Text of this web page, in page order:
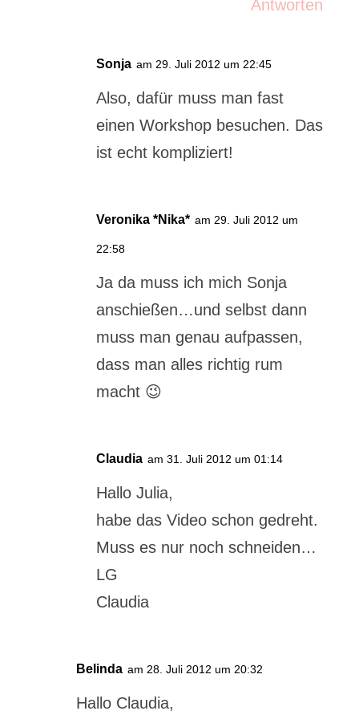
Antworten
Sonja am 29. Juli 2012 um 22:45
Also, dafür muss man fast
einen Workshop besuchen. Das
ist echt kompliziert!
Veronika *Nika* am 29. Juli 2012 um
22:58
Ja da muss ich mich Sonja
anschießen…und selbst dann
muss man genau aufpassen,
dass man alles richtig rum
macht 😉
Claudia am 31. Juli 2012 um 01:14
Hallo Julia,
habe das Video schon gedreht.
Muss es nur noch schneiden…
LG
Claudia
Belinda am 28. Juli 2012 um 20:32
Hallo Claudia,